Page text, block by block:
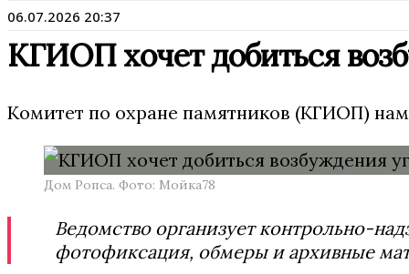
06.07.2026 20:37
КГИОП хочет добиться
Комитет по охране памятников (КГИОП)
Дом Ропса. Фото: Мойка78
Ведомство организует контрольно-
фотофиксация, обмеры и архивные